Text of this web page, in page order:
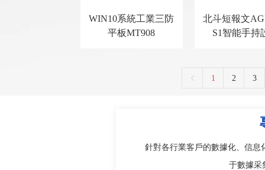
WIN10系統工業三防
平板MT908
北斗短報文
S1智能手持
1 2 3
針對各行業客戶的數據化、信息
于數據采